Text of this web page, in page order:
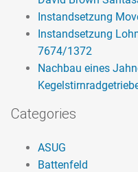
Instandsetzung
Instandsetzung
7674/1372
Nachbau eines
Categories
ASUG
Battenfeld